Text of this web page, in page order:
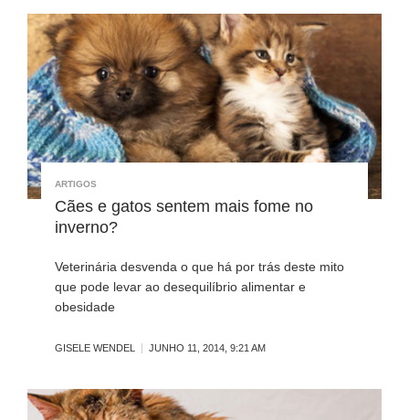
ARTIGOS
Cães e gatos sentem mais fome no
inverno?
Veterinária desvenda o que há por trás deste mito
que pode levar ao desequilíbrio alimentar e
obesidade
GISELE WENDEL JUNHO 11, 2014, 9:21 AM